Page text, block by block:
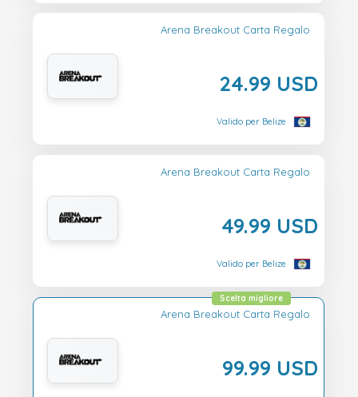
Arena Breakout Carta Regalo
24.99 USD
Valido per Belize
Arena Breakout Carta Regalo
49.99 USD
Valido per Belize
Arena Breakout Carta Regalo
99.99 USD
Scelta migliore